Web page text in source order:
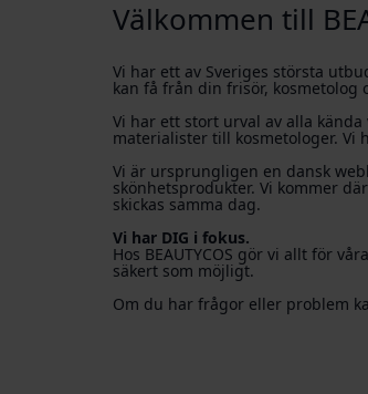
Välkommen till
Vi har ett av Sveriges största
kan få från din frisör, kosmetolog
Vi har ett stort urval av alla
materialister till kosmetologer.
Vi är ursprungligen en dansk
skönhetsprodukter. Vi kommer
skickas samma dag.
Vi har DIG i fokus.
Hos BEAUTYCOS gör vi allt för
säkert som möjligt.
Om du har frågor eller problem